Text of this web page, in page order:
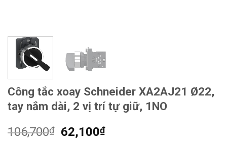
Công tắc xoay Schneider XA2AJ21 Ø22,
tay nắm dài, 2 vị trí tự giữ, 1NO
106,700₫
Giá
62,100₫Giá